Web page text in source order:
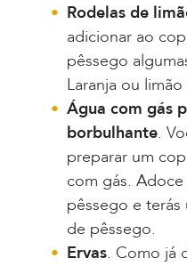
Rodelas de
adicionar ao
pêssego
Laranja ou
Água com gás
borbulhante.
preparar um
com gás.
pêssego e
de pêssego.
Ervas. Como já